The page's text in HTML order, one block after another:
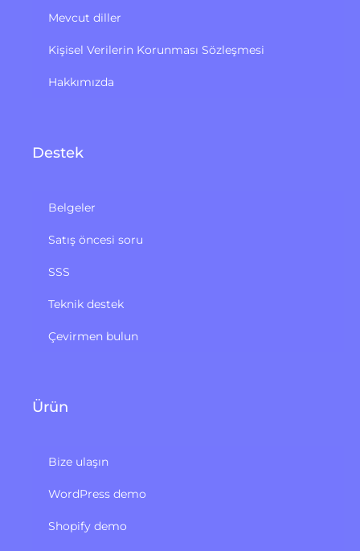
Mevcut diller
Kişisel Verilerin Korunması Sözleşmesi
Hakkımızda
Destek
Belgeler
Satış öncesi soru
SSS
Teknik destek
Çevirmen bulun
Ürün
Bize ulaşın
WordPress demo
Shopify demo